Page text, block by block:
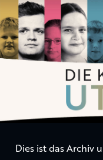
Die
Kinder
der
Dies ist das Archiv